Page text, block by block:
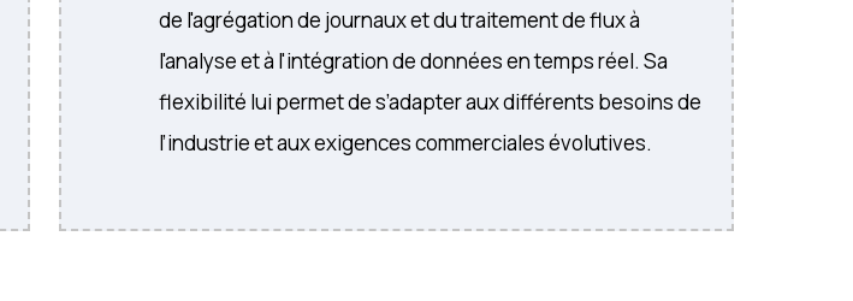
de l'agrégation de journaux et du traitement de flux à
l'analyse et à l'intégration de données en temps réel. Sa
flexibilité lui permet de s’adapter aux différents besoins de
l’industrie et aux exigences commerciales évolutives.